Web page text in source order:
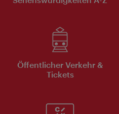
Öffentlicher Verkehr &
Tickets